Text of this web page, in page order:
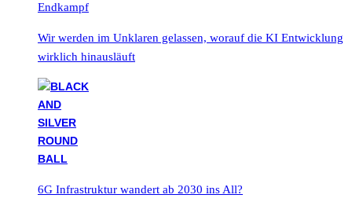
Endkampf
Wir werden im Unklaren gelassen, worauf die KI Entwicklung
wirklich hinausläuft
6G Infrastruktur wandert ab 2030 ins All?